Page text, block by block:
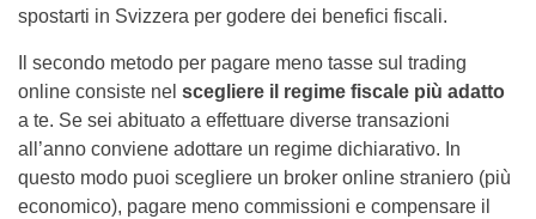
spostarti in Svizzera per godere dei benefici fiscali.
Il secondo metodo per pagare meno tasse sul trading
online consiste nel scegliere il regime fiscale più adatto
a te. Se sei abituato a effettuare diverse transazioni
all’anno conviene adottare un regime dichiarativo. In
questo modo puoi scegliere un broker online straniero (più
economico), pagare meno commissioni e compensare il